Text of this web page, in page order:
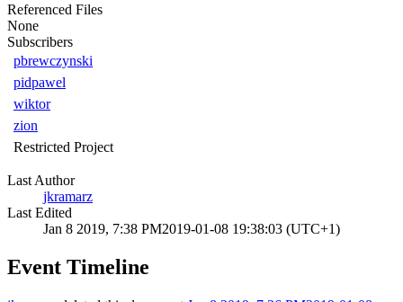
Referenced Files
None
Subscribers
pbrewczynski
pidpawel
wiktor
zion
Restricted Project
Last Author
jkramarz
Last Edited
Jan 8 2019, 7:38 PM2019-01-08 19:38:03 (UTC+1)
Event Timeline